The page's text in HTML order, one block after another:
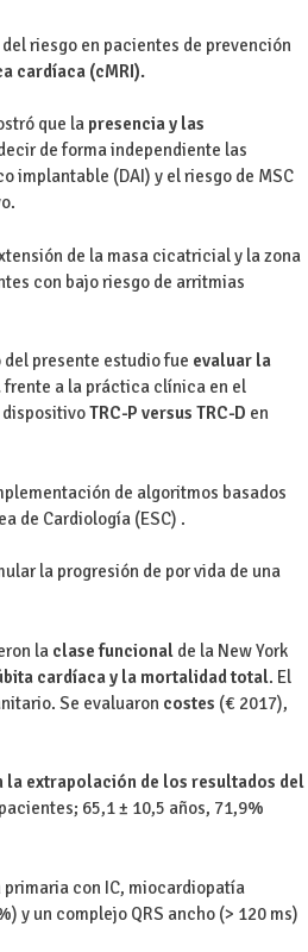
riesgo en pacientes de prevención
cardíaca (cMRI).
que la presencia y las
de forma independiente las
implantable (DAI) y el riesgo de MSC
de la masa cicatricial y la zona
con bajo riesgo de arritmias
presente estudio fue evaluar la
frente a la práctica clínica en el
dispositivoTRC-P versus TRC-D en
de algoritmos basados
de Cardiología (ESC) .
la progresión de por vida de una
la clase funcional de la New York
cardíaca y la mortalidad total. El
Se evaluaron costes (€ 2017),
la extrapolación de los resultados del
65,1 ± 10,5 años, 71,9%
con IC, miocardiopatía
y un complejo QRS ancho (> 120 ms)